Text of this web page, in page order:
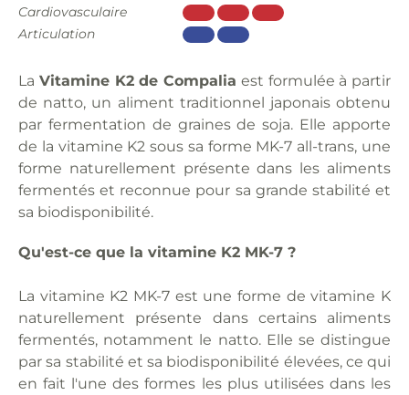
Cardiovasculaire
Articulation
La Vitamine K2 de Compalia est formulée à partir
de natto, un aliment traditionnel japonais obtenu
par fermentation de graines de soja. Elle apporte
de la vitamine K2 sous sa forme MK-7 all-trans, une
forme naturellement présente dans les aliments
fermentés et reconnue pour sa grande stabilité et
sa biodisponibilité.
Qu'est-ce que la vitamine K2 MK-7 ?
La vitamine K2 MK-7 est une forme de vitamine K
naturellement présente dans certains aliments
fermentés, notamment le natto. Elle se distingue
par sa stabilité et sa biodisponibilité élevées, ce qui
en fait l'une des formes les plus utilisées dans les